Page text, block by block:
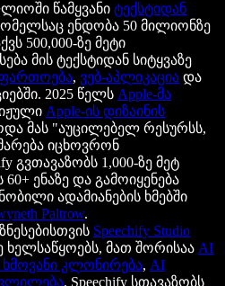
წამყვანი ტექსტიდან
ენდობა 50 მილიონზე
500,000-ზე მეტი
მის ტექსტიდან სიტყვაზე
, ვებ-აპლიკაცია და
2025 წელს Apple-მა
Apple-ის დიზაინის
მას "აუცილებელ რესურსს,
იცხოვრონ
გვთავაზობს 1,000-ზე მეტ
ენაზე და გამოიყენება
ადამიანების ხმებში
Paltrow.
Speechify Studio
მათ შორისაა AI
ხმოვანი კლონირება, AI
. Speechify სთავაზობს